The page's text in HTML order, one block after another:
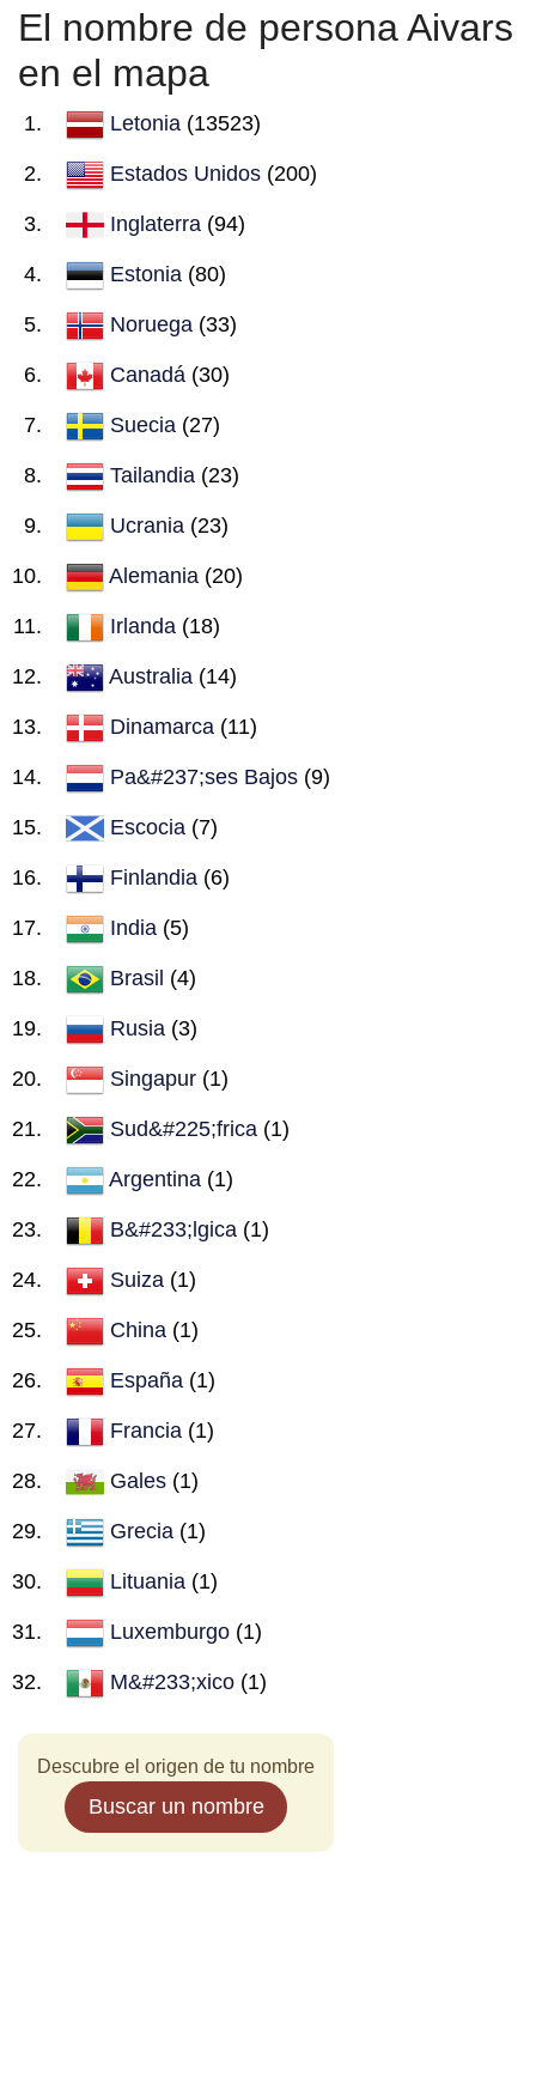
El nombre de persona Aivars
en el mapa
Letonia (13523)
Estados Unidos (200)
Inglaterra (94)
Estonia (80)
Noruega (33)
Canadá (30)
Suecia (27)
Tailandia (23)
Ucrania (23)
Alemania (20)
Irlanda (18)
Australia (14)
Dinamarca (11)
Pa&#237;ses Bajos (9)
Escocia (7)
Finlandia (6)
India (5)
Brasil (4)
Rusia (3)
Singapur (1)
Sud&#225;frica (1)
Argentina (1)
B&#233;lgica (1)
Suiza (1)
China (1)
España (1)
Francia (1)
Gales (1)
Grecia (1)
Lituania (1)
Luxemburgo (1)
M&#233;xico (1)
Descubre el origen de tu nombre
Buscar un nombre